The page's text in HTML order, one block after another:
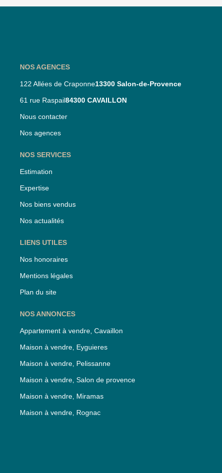
NOS AGENCES
122 Allées de Craponne13300 Salon-de-Provence
61 rue Raspail84300 CAVAILLON
Nous contacter
Nos agences
NOS SERVICES
Estimation
Expertise
Nos biens vendus
Nos actualités
LIENS UTILES
Nos honoraires
Mentions légales
Plan du site
NOS ANNONCES
Appartement à vendre, Cavaillon
Maison à vendre, Eyguieres
Maison à vendre, Pelissanne
Maison à vendre, Salon de provence
Maison à vendre, Miramas
Maison à vendre, Rognac